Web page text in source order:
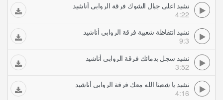
نشيد اعلى جبال الشوك فرقة الروابي أناشيد
4:22
نشيد انتفاظة شعبية فرقة الروابي أناشيد
9:3
نشيد سجل بدمائك فرقة الروابي أناشيد
3:52
نشيد يا شعبنا الله معك فرقة الروابي أناشيد
4:16